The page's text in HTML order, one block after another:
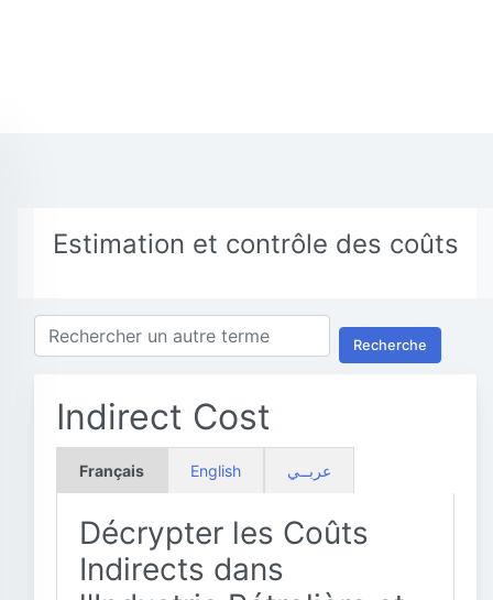
Estimation et contrôle des coûts
Recherche
Indirect Cost
Français English عربــي
Décrypter les Coûts
Indirects dans